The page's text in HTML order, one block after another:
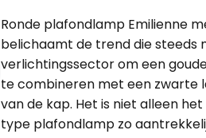
Ronde plafondlamp Emilienne
belichaamt de trend die steeds
verlichtingssector om een
te combineren met een zwarte
van de kap. Het is niet alleen
type plafondlamp zo